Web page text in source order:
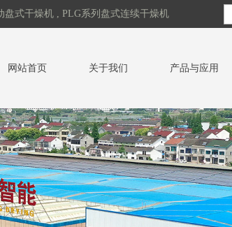
式干燥机 , PLG系列盘式连续干燥机
网站首页 关于我们 产品与应用